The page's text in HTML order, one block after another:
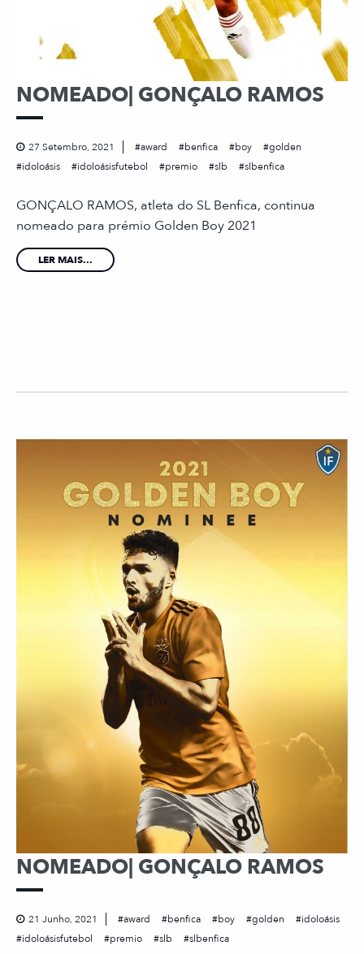
NOMEADO| GONÇALO RAMOS
27 Setembro, 2021 award benfica boy
golden
idoloásis
idoloásisfutebol premio slb slbenfica
GONÇALO RAMOS, atleta do SL Benfica, continua
nomeado para prémio Golden Boy 2021
LER MAIS...
NOMEADO| GONÇALO RAMOS
21 Junho, 2021 award benfica boy golden
idoloásis
idoloásisfutebol
premio slb slbenfica